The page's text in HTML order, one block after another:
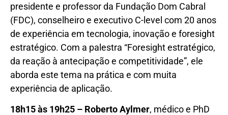
presidente e professor da Fundação Dom Cabral
(FDC), conselheiro e executivo C-level com 20 anos
de experiência em tecnologia, inovação e foresight
estratégico. Com a palestra “Foresight estratégico,
da reação à antecipação e competitividade”, ele
aborda este tema na prática e com muita
experiência de aplicação.
18h15 às 19h25 – Roberto Aylmer, médico e PhD